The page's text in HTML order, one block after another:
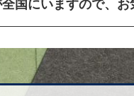
国にいますので、